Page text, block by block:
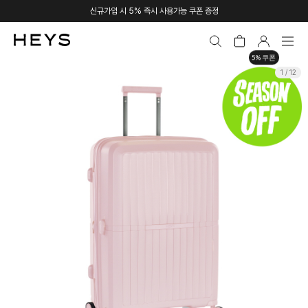
신규가입 시 5% 즉시 사용가능 쿠폰 증정
5% 쿠폰
1 / 12